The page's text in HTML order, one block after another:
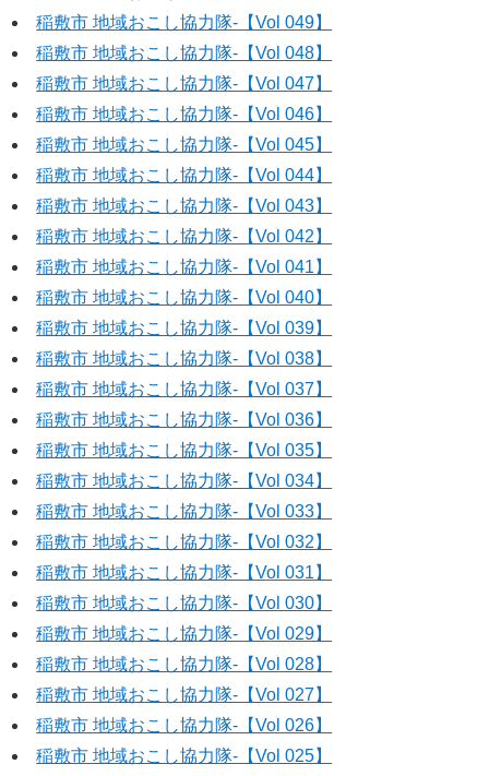
稲敷市 地域おこし協力隊‐【Vol 049】
稲敷市 地域おこし協力隊‐【Vol 048】
稲敷市 地域おこし協力隊‐【Vol 047】
稲敷市 地域おこし協力隊‐【Vol 046】
稲敷市 地域おこし協力隊‐【Vol 045】
稲敷市 地域おこし協力隊‐【Vol 044】
稲敷市 地域おこし協力隊‐【Vol 043】
稲敷市 地域おこし協力隊‐【Vol 042】
稲敷市 地域おこし協力隊‐【Vol 041】
稲敷市 地域おこし協力隊‐【Vol 040】
稲敷市 地域おこし協力隊‐【Vol 039】
稲敷市 地域おこし協力隊‐【Vol 038】
稲敷市 地域おこし協力隊‐【Vol 037】
稲敷市 地域おこし協力隊‐【Vol 036】
稲敷市 地域おこし協力隊‐【Vol 035】
稲敷市 地域おこし協力隊‐【Vol 034】
稲敷市 地域おこし協力隊‐【Vol 033】
稲敷市 地域おこし協力隊‐【Vol 032】
稲敷市 地域おこし協力隊‐【Vol 031】
稲敷市 地域おこし協力隊‐【Vol 030】
稲敷市 地域おこし協力隊‐【Vol 029】
稲敷市 地域おこし協力隊‐【Vol 028】
稲敷市 地域おこし協力隊‐【Vol 027】
稲敷市 地域おこし協力隊‐【Vol 026】
稲敷市 地域おこし協力隊‐【Vol 025】